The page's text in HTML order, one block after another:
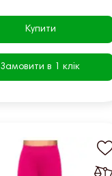
Купити
Замовити в 1 клік